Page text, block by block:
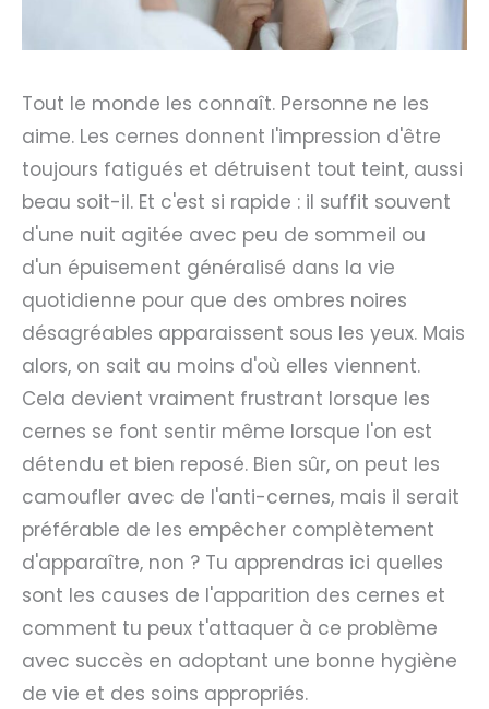
Tout le monde les connaît. Personne ne les
aime. Les cernes donnent l'impression d'être
toujours fatigués et détruisent tout teint, aussi
beau soit-il. Et c'est si rapide : il suffit souvent
d'une nuit agitée avec peu de sommeil ou
d'un épuisement généralisé dans la vie
quotidienne pour que des ombres noires
désagréables apparaissent sous les yeux. Mais
alors, on sait au moins d'où elles viennent.
Cela devient vraiment frustrant lorsque les
cernes se font sentir même lorsque l'on est
détendu et bien reposé. Bien sûr, on peut les
camoufler avec de l'anti-cernes, mais il serait
préférable de les empêcher complètement
d'apparaître, non ? Tu apprendras ici quelles
sont les causes de l'apparition des cernes et
comment tu peux t'attaquer à ce problème
avec succès en adoptant une bonne hygiène
de vie et des soins appropriés.